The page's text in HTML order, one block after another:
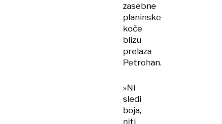
zasebne
planinske
koče
blizu
prelaza
Petrohan.
»Ni
sledi
boja,
niti